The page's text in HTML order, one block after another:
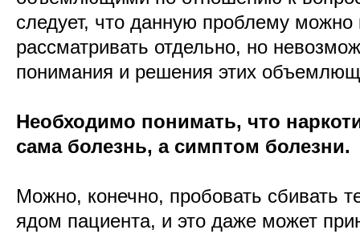
следует, что данную проблему можно
рассматривать отдельно, но
понимания и решения этих
Необходимо понимать, что
сама болезнь, а симптом болезни.
Можно, конечно, пробовать сбивать
ядом пациента, и это даже может